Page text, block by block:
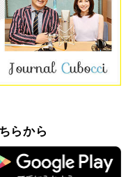
らから